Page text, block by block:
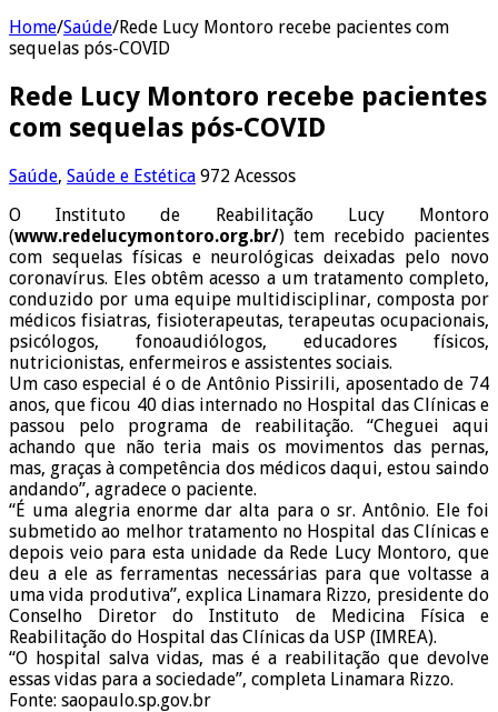
Home/Saúde/Rede Lucy Montoro recebe pacientes com
sequelas pós-COVID
Rede Lucy Montoro recebe pacientes
com sequelas pós-COVID
Saúde, Saúde e Estética 972 Acessos
O Instituto de Reabilitação Lucy Montoro
(www.redelucymontoro.org.br/) tem recebido pacientes
com sequelas físicas e neurológicas deixadas pelo novo
coronavírus. Eles obtêm acesso a um tratamento completo,
conduzido por uma equipe multidisciplinar, composta por
médicos fisiatras, fisioterapeutas, terapeutas ocupacionais,
psicólogos, fonoaudiólogos, educadores físicos,
nutricionistas, enfermeiros e assistentes sociais.
Um caso especial é o de Antônio Pissirili, aposentado de 74
anos, que ficou 40 dias internado no Hospital das Clínicas e
passou pelo programa de reabilitação. “Cheguei aqui
achando que não teria mais os movimentos das pernas,
mas, graças à competência dos médicos daqui, estou saindo
andando”, agradece o paciente.
“É uma alegria enorme dar alta para o sr. Antônio. Ele foi
submetido ao melhor tratamento no Hospital das Clínicas e
depois veio para esta unidade da Rede Lucy Montoro, que
deu a ele as ferramentas necessárias para que voltasse a
uma vida produtiva”, explica Linamara Rizzo, presidente do
Conselho Diretor do Instituto de Medicina Física e
Reabilitação do Hospital das Clínicas da USP (IMREA).
“O hospital salva vidas, mas é a reabilitação que devolve
essas vidas para a sociedade”, completa Linamara Rizzo.
Fonte: saopaulo.sp.gov.br